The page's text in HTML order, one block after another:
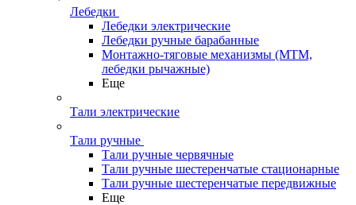
Лебедки
Лебедки электрические
Лебедки ручные барабанные
Монтажно-тяговые механизмы (МТМ,
лебедки рычажные)
Еще
Тали электрические
Тали ручные
Тали ручные червячные
Тали ручные шестеренчатые стационарные
Тали ручные шестеренчатые передвижные
Еще